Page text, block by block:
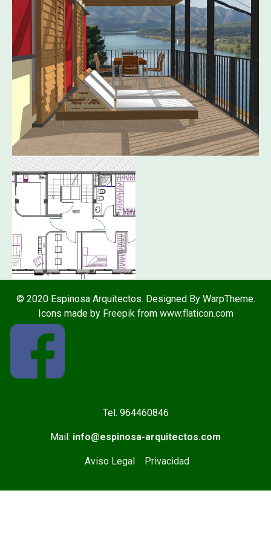
© 2020 Espinosa Arquitectos. Designed By WarpTheme.
Icons made by Freepik from www.flaticon.com
Tel. 964460846
Mail: info@espinosa-arquitectos.com
Aviso Legal Privacidad